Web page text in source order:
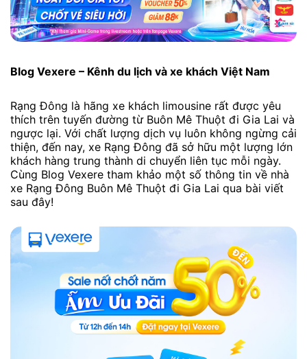
Blog Vexere – Kênh du lịch và xe khách Việt Nam
Rạng Đông là hãng xe khách limousine rất được yêu
thích trên tuyến đường từ Buôn Mê Thuột đi Gia Lai và
ngược lại. Với chất lượng dịch vụ luôn không ngừng cải
thiện, đến nay, xe Rạng Đông đã sở hữu một lượng lớn
khách hàng trung thành di chuyển liên tục mỗi ngày.
Cùng Blog Vexere tham khảo một số thông tin về nhà
xe Rạng Đông Buôn Mê Thuột đi Gia Lai qua bài viết
sau đây!